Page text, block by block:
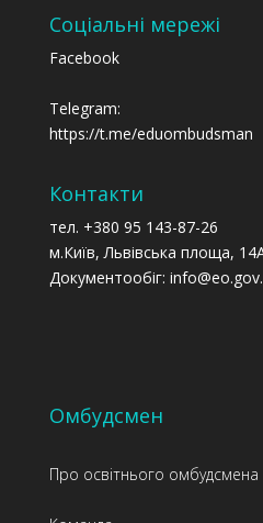
Соціальні мережі
Facebook
Telegram:
https://t.me/eduombudsman
Контакти
тел. +380 95 143-87-26
м.Київ, Львівська площа,
Документообіг:
Омбудсмен
Про освітнього омбудсмена